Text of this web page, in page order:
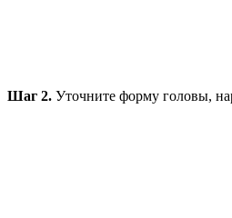
Шаг 2. Уточните форму головы,